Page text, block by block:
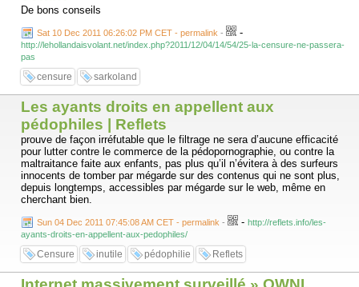
De bons conseils
Sat 10 Dec 2011 06:26:02 PM CET - permalink - -
http://lehollandaisvolant.net/index.php?2011/12/04/14/54/25-la-censure-ne-passera-
pas
censure sarkoland
Les ayants droits en appellent aux
pédophiles | Reflets
prouve de façon irréfutable que le filtrage ne sera d’aucune efficacité
pour lutter contre le commerce de la pédopornographie, ou contre la
maltraitance faite aux enfants, pas plus qu’il n’évitera à des surfeurs
innocents de tomber par mégarde sur des contenus qui ne sont plus,
depuis longtemps, accessibles par mégarde sur le web, même en
cherchant bien.
Sun 04 Dec 2011 07:45:08 AM CET - permalink - - http://reflets.info/les-
ayants-droits-en-appellent-aux-pedophiles/
Censure inutile pédophilie Reflets